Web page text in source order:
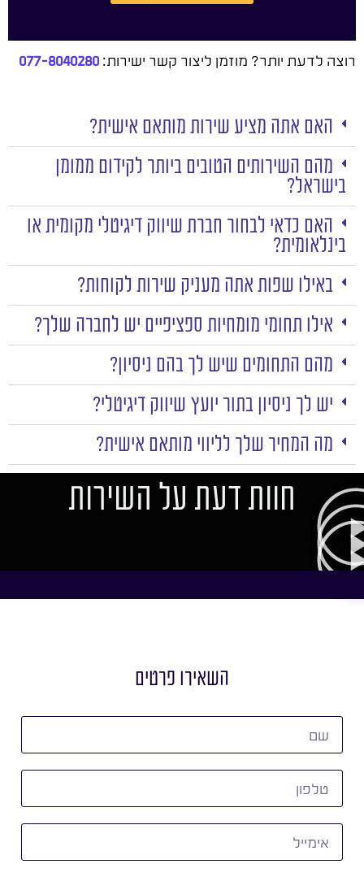
רוצה לדעת יותר? מוזמן ליצור קשר ישירות:077-8040280
האם אתה מציע שירות מותאם אישית?
מהם השירותים הטובים ביותר לקידום ממומן
בישראל?
האם כדאי לבחור חברת שיווק דיגיטלי מקומית או
בינלאומית?
באילו שפות אתה מעניק שירות לקוחות?
אילו תחומי מומחיות ספציפיים יש לחברה שלך?
מהם התחומים שיש לך בהם ניסיון?
יש לך ניסיון בתור יועץ שיווק דיגיטלי?
מה המחיר שלך לליווי מותאם אישית?
חוות דעת על השירות
השאירו פרטים